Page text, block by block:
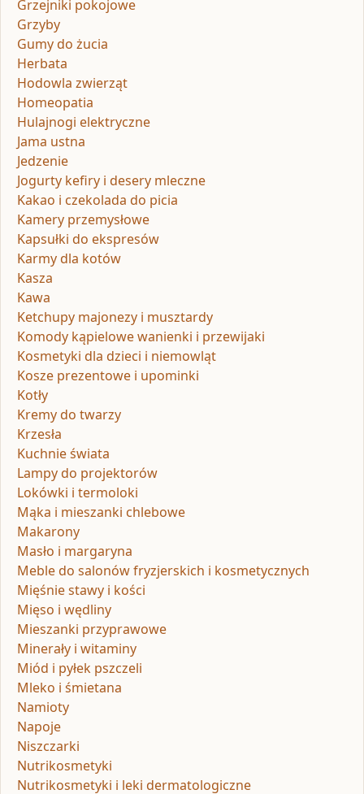
Grzejniki pokojowe
Grzyby
Gumy do żucia
Herbata
Hodowla zwierząt
Homeopatia
Hulajnogi elektryczne
Jama ustna
Jedzenie
Jogurty kefiry i desery mleczne
Kakao i czekolada do picia
Kamery przemysłowe
Kapsułki do ekspresów
Karmy dla kotów
Kasza
Kawa
Ketchupy majonezy i musztardy
Komody kąpielowe wanienki i przewijaki
Kosmetyki dla dzieci i niemowląt
Kosze prezentowe i upominki
Kotły
Kremy do twarzy
Krzesła
Kuchnie świata
Lampy do projektorów
Lokówki i termoloki
Mąka i mieszanki chlebowe
Makarony
Masło i margaryna
Meble do salonów fryzjerskich i kosmetycznych
Mięśnie stawy i kości
Mięso i wędliny
Mieszanki przyprawowe
Minerały i witaminy
Miód i pyłek pszczeli
Mleko i śmietana
Namioty
Napoje
Niszczarki
Nutrikosmetyki
Nutrikosmetyki i leki dermatologiczne